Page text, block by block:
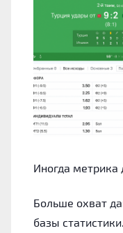
Иногда метрика
Больше охват
базы